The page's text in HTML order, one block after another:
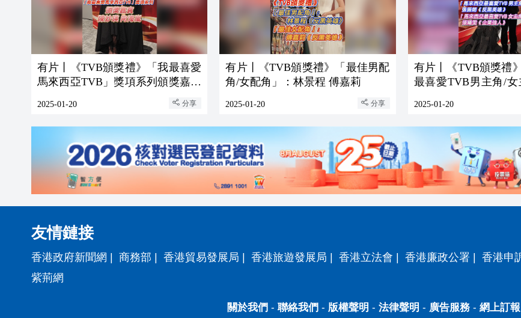
有片丨《TVB頒獎禮》「我最喜愛
馬來西亞TVB」獎項系列頒獎嘉賓
2025-01-20 分享
有片丨《TVB頒獎禮》「最佳男配
角/女配角」：林景程 傅嘉莉
2025-01-20 分享
有片丨《TVB頒獎禮
最喜愛TVB男主角/女
2025-01-20
友情鏈接
香港政府新聞網 商務部 香港貿易發展局 香港旅遊發展局 香港立法會 香港廉政公署 香港申
紫荊網
關於我們 - 聯絡我們 - 版權聲明 - 法律聲明 - 廣告服務- 網上訂報